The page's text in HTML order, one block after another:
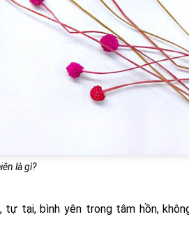
là gì?
tại, bình yên trong tâm hồn,